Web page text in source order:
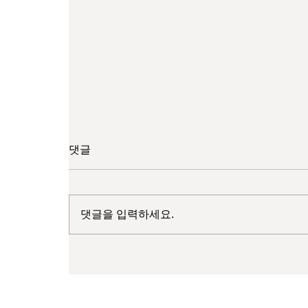
30대 / 여성
댓글
댓글을 입력하세요.